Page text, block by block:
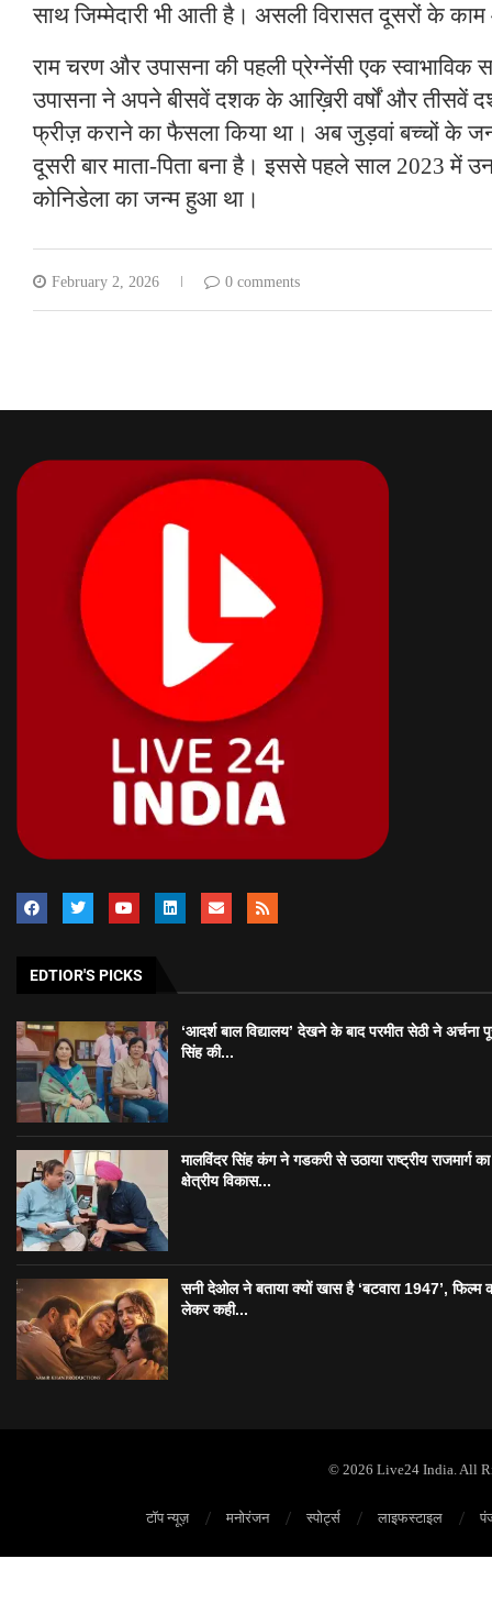
साथ जिम्मेदारी भी आती है। असली विरासत दूसरों के
राम चरण और उपासना की पहली प्रेग्नेंसी एक स्वाभाविक
उपासना ने अपने बीसवें दशक के आख़िरी वर्षों और
फ्रीज़ कराने का फैसला किया था। अब जुड़वां बच्चों के
दूसरी बार माता-पिता बना है। इससे पहले साल 2023 में
कोनिडेला का जन्म हुआ था।
February 2, 2026 0 comments
EDTIOR'S PICKS
‘आदर्श बाल विद्यालय’ देखने के बाद परमीत सेठी ने अर्चना
सिंह की...
मालविंदर सिंह कंग ने गडकरी से उठाया राष्ट्रीय राजमार्ग का
क्षेत्रीय विकास...
सनी देओल ने बताया क्यों खास है ‘बटवारा 1947’, फिल्म
लेकर कही...
© 2026 Live24 India. All
टॉप न्यूज़ मनोरंजन स्पोर्ट्स लाइफस्टाइल